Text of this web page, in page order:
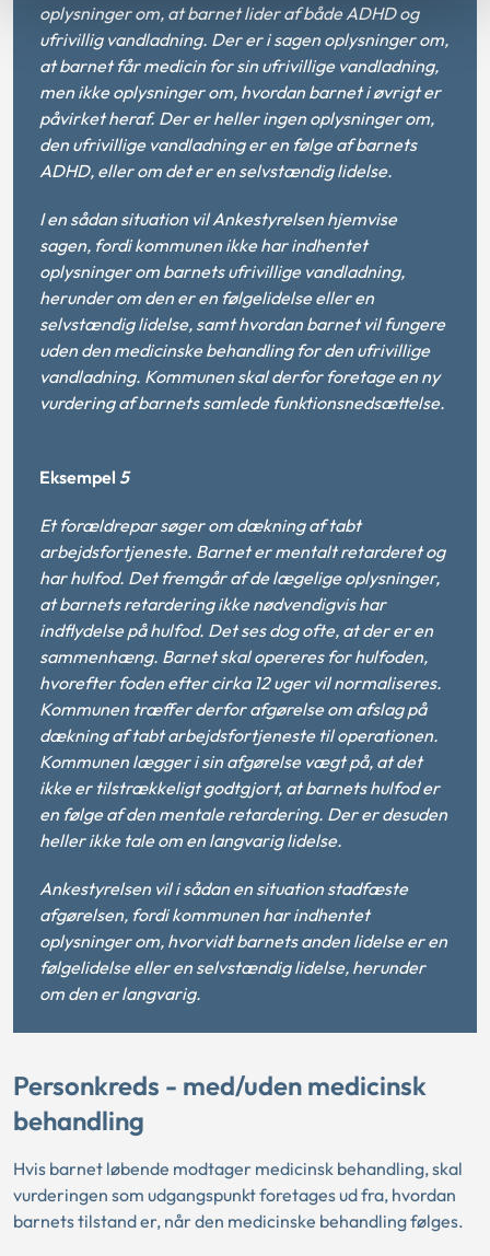
oplysninger om, at barnet lider af både ADHD og
ufrivillig vandladning. Der er i sagen oplysninger om,
at barnet får medicin for sin ufrivillige vandladning,
men ikke oplysninger om, hvordan barnet i øvrigt er
påvirket heraf. Der er heller ingen oplysninger om,
den ufrivillige vandladning er en følge af barnets
ADHD, eller om det er en selvstændig lidelse.
I en sådan situation vil Ankestyrelsen hjemvise
sagen, fordi kommunen ikke har indhentet
oplysninger om barnets ufrivillige vandladning,
herunder om den er en følgelidelse eller en
selvstændig lidelse, samt hvordan barnet vil fungere
uden den medicinske behandling for den ufrivillige
vandladning. Kommunen skal derfor foretage en ny
vurdering af barnets samlede funktionsnedsættelse.
Eksempel 5
Et forældrepar søger om dækning af tabt
arbejdsfortjeneste. Barnet er mentalt retarderet og
har hulfod. Det fremgår af de lægelige oplysninger,
at barnets retardering ikke nødvendigvis har
indflydelse på hulfod. Det ses dog ofte, at der er en
sammenhæng. Barnet skal opereres for hulfoden,
hvorefter foden efter cirka 12 uger vil normaliseres.
Kommunen træffer derfor afgørelse om afslag på
dækning af tabt arbejdsfortjeneste til operationen.
Kommunen lægger i sin afgørelse vægt på, at det
ikke er tilstrækkeligt godtgjort, at barnets hulfod er
en følge af den mentale retardering. Der er desuden
heller ikke tale om en langvarig lidelse.
Ankestyrelsen vil i sådan en situation stadfæste
afgørelsen, fordi kommunen har indhentet
oplysninger om, hvorvidt barnets anden lidelse er en
følgelidelse eller en selvstændig lidelse, herunder
om den er langvarig.
Personkreds - med/uden medicinsk
behandling
Hvis barnet løbende modtager medicinsk behandling, skal
vurderingen som udgangspunkt foretages ud fra, hvordan
barnets tilstand er, når den medicinske behandling følges.